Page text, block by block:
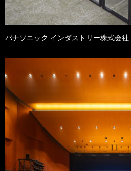
パナソニック インダストリー株式会